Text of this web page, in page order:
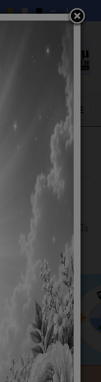
โสธร ได้จัดทำข้อมูลผัง
นใจ รายละเอียด
พื่อทราบโดยทั่วกัน